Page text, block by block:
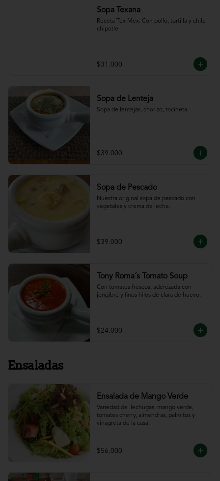
Sopa Texana
Receta Tex Mex. Con pollo, tortilla y chile
chipotle
$31.000
Sopa de Lenteja
Sopa de lentejas, chorizo, tocineta.
$39.000
Sopa de Pescado
Nuestra original sopa de pescado con
vegetales y crema de leche.
$39.000
Tony Roma´s Tomato Soup
Con tomates frescos, aderezada con
jengibre y finos hilos de clara de huevo.
$24.000
Ensaladas
Ensalada de Mango Verde
Variedad de  lechugas, mango verde,
tomates cherry, almendras, palmitos y
vinagreta de la casa.
$56.000